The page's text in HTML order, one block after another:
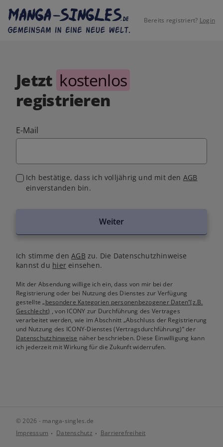
Bereits registriert? Login
Jetzt kostenlos
registrieren
E-Mail
Ich bestätige, dass ich volljährig und mit den AGB
einverstanden bin.
Weiter
Ich stimme denAGB zu. Die Datenschutzhinweise
kannst du hiereinsehen.
Mit der Absendung willige ich ein, dass von mir bei der
Registrierung oder bei Nutzung des Dienstes zur Verfügung
gestellte„besondere Kategorien personenbezogener Daten“(z.B.
Geschlecht) , von ICONY zur Durchführung des Vertrages
verarbeitet werden, wie im Abschnitt „Abschluss der Registrierung
und Nutzung des ICONY-Dienstes (Vertragsdurchführung)“ der
Datenschutzhinweise näher beschrieben. Diese Einwilligung kann
ich jederzeit mit Wirkung für die Zukunft widerrufen.
© 2026 - manga-singles.de
Impressum
Datenschutz Barrierefreiheit